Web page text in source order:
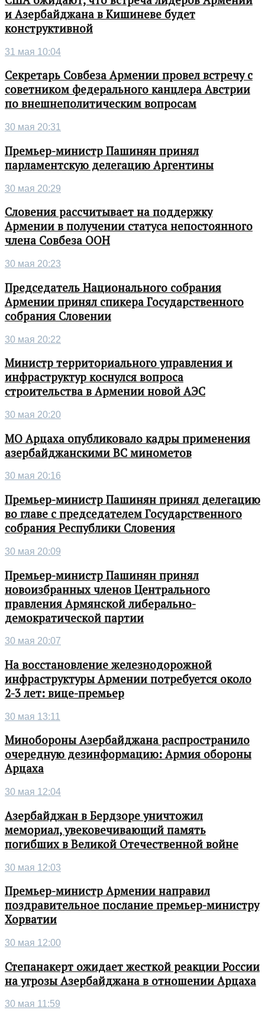
и Азербайджана в Кишиневе будет
конструктивной
31 мая 10:04
Секретарь Совбеза Армении провел встречу с
советником федерального канцлера Австрии
по внешнеполитическим вопросам
30 мая 20:31
Премьер-министр Пашинян принял
парламентскую делегацию Аргентины
30 мая 20:29
Словения рассчитывает на поддержку
Армении в получении статуса непостоянного
члена Совбеза ООН
30 мая 20:23
Председатель Национального собрания
Армении принял спикера Государственного
собрания Словении
30 мая 20:22
Министр территориального управления и
инфраструктур коснулся вопроса
строительства в Армении новой АЭС
30 мая 20:20
МО Арцаха опубликовало кадры применения
азербайджанскими ВС минометов
30 мая 20:16
Премьер-министр Пашинян принял делегацию
во главе с председателем Государственного
собрания Республики Словения
30 мая 20:09
Премьер-министр Пашинян принял
новоизбранных членов Центрального
правления Армянской либерально-
демократической партии
30 мая 20:07
На восстановление железнодорожной
инфраструктуры Армении потребуется около
2-3 лет: вице-премьер
30 мая 13:11
Минобороны Азербайджана распространило
очередную дезинформацию: Армия обороны
Арцаха
30 мая 12:04
Азербайджан в Бердзоре уничтожил
мемориал, увековечивающий память
погибших в Великой Отечественной войне
30 мая 12:03
Премьер-министр Армении направил
поздравительное послание премьер-министру
Хорватии
30 мая 12:00
Степанакерт ожидает жесткой реакции России
на угрозы Азербайджана в отношении Арцаха
30 мая 11:59